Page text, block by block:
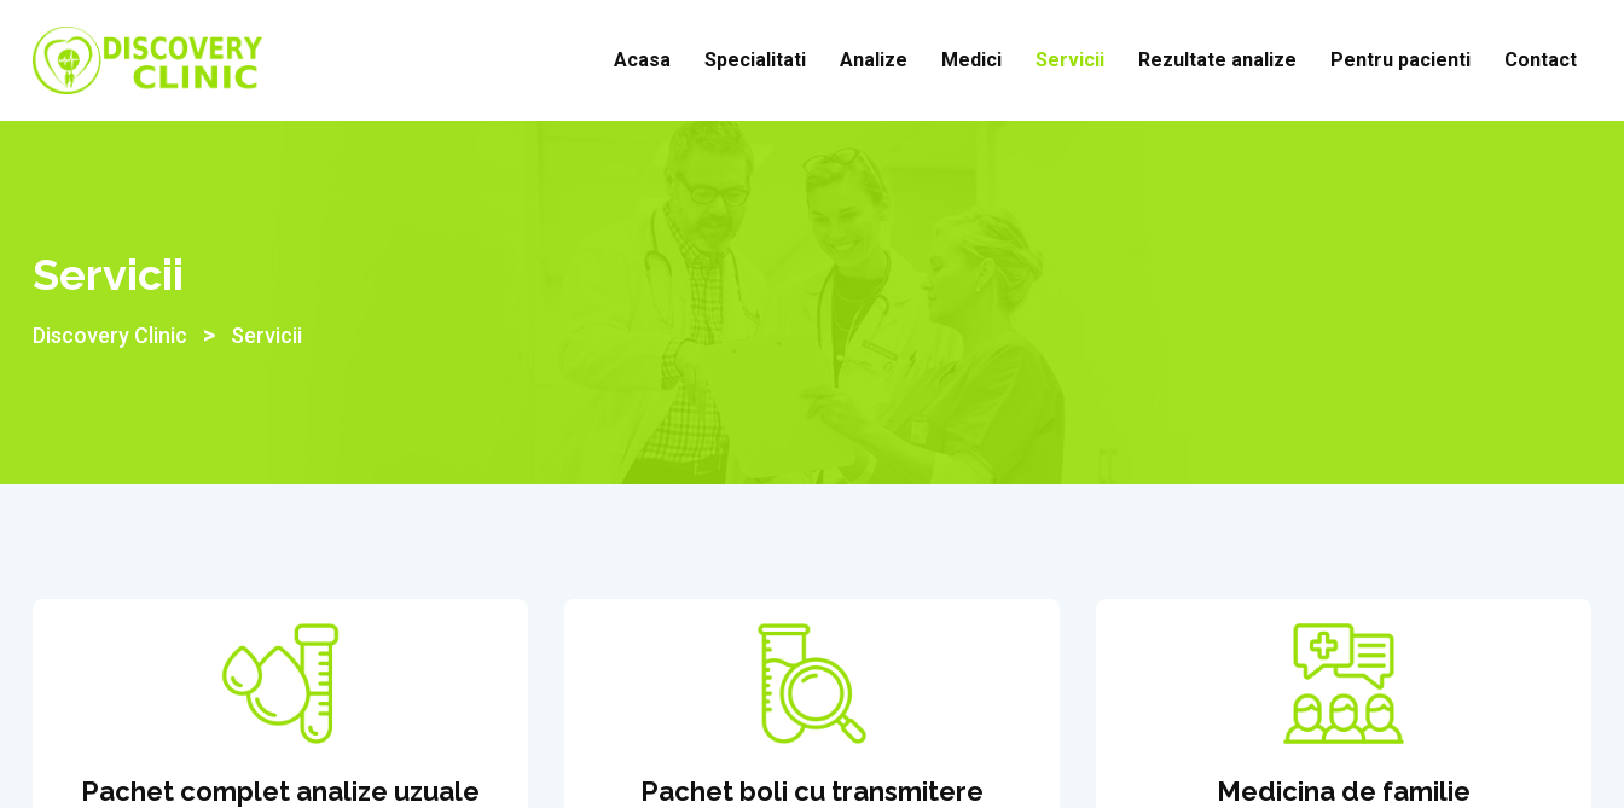
content
Acasa Specialitati Analize Medici Servicii Rezultate analize Pentru pacienti Contact
Servicii
Discovery Clinic > Servicii
Pachet complet analize uzuale
Pachet boli cu transmitere
Medicina de familie